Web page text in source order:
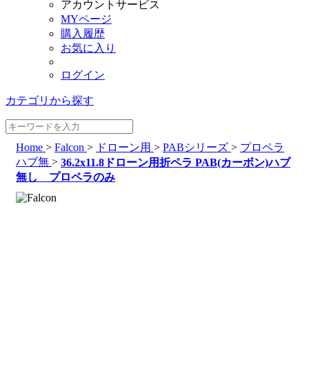
アカウントサービス
MYページ
購入履歴
お気に入り
ログイン
カテゴリから探す
Home > Falcon > ドローン用 > PABシリーズ > プロペラ
ハブ無 > 36.2x11.8ドローン用折ペラ PAB(カーボン)ハブ
無し プロペラのみ